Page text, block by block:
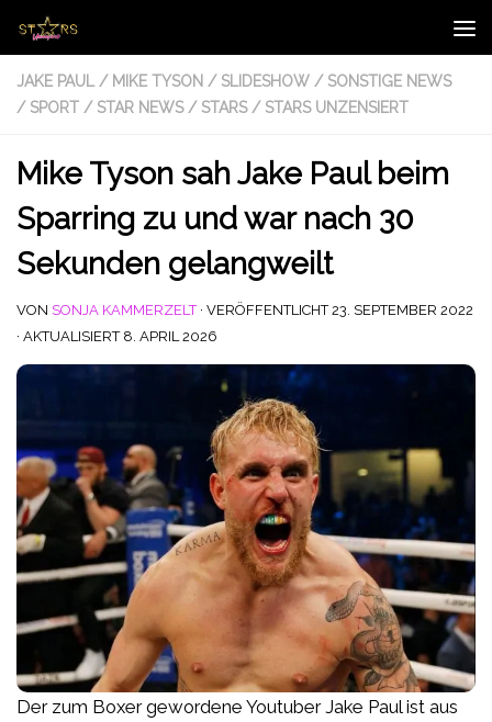
Zum Inhalt springen
JAKE PAUL / MIKE TYSON / SLIDESHOW / SONSTIGE NEWS
/ SPORT / STAR NEWS / STARS / STARS UNZENSIERT
Mike Tyson sah Jake Paul beim
Sparring zu und war nach 30
Sekunden gelangweilt
VON SONJA KAMMERZELT · VERÖFFENTLICHT23. SEPTEMBER 2022
· AKTUALISIERT 8. APRIL 2026
Der zum Boxer gewordene Youtuber Jake Paul ist aus